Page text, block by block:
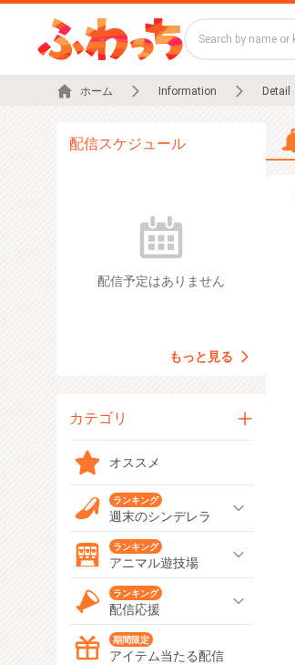
ホーム Information Detail
配信スケジュール
配信予定はありません
もっと見る
カテゴリ
オススメ
ランキング
週末のシンデレラ
ランキング
アニマル遊技場
ランキング
配信応援
期間限定
アイテム当たる配信